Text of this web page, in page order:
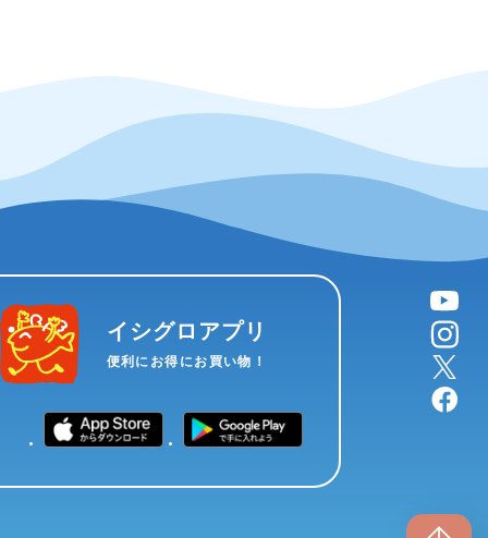
イシグロアプリ
便利にお得にお買い物！
YouTube
instagram
X
facebook